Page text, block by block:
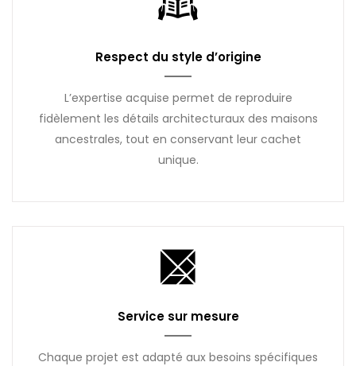
Respect du style d’origine
L’expertise acquise permet de reproduire
fidèlement les détails architecturaux des maisons
ancestrales, tout en conservant leur cachet
unique.
Service sur mesure
Chaque projet est adapté aux besoins spécifiques